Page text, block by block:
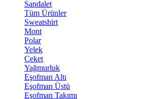
Sandalet
Tüm Ürünler
Sweatshirt
Mont
Polar
Yelek
Ceket
Yağmurluk
Eşofman Altı
Eşofman Üstü
Eşofman Takımı